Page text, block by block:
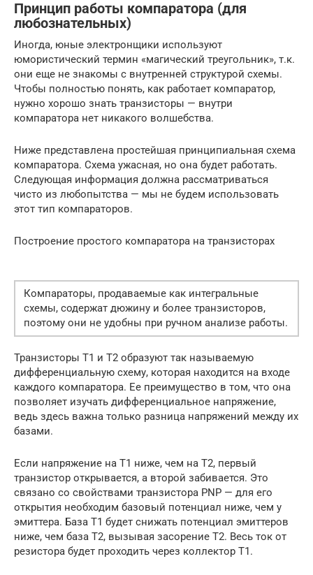
Принцип работы компаратора (для
любознательных)
Иногда, юные электронщики используют
юмористический термин «магический треугольник», т.к.
они еще не знакомы с внутренней структурой схемы.
Чтобы полностью понять, как работает компаратор,
нужно хорошо знать транзисторы — внутри
компаратора нет никакого волшебства.
Ниже представлена ​​простейшая принципиальная схема
компаратора. Схема ужасная, но она будет работать.
Следующая информация должна рассматриваться
чисто из любопытства — мы не будем использовать
этот тип компараторов.
Построение простого компаратора на транзисторах
Компараторы, продаваемые как интегральные
схемы, содержат дюжину и более транзисторов,
поэтому они не удобны при ручном анализе работы.
Транзисторы Т1 и Т2 образуют так называемую
дифференциальную схему, которая находится на входе
каждого компаратора. Ее преимущество в том, что она
позволяет изучать дифференциальное напряжение,
ведь здесь важна только разница напряжений между их
базами.
Если напряжение на Т1 ниже, чем на Т2, первый
транзистор открывается, а второй забивается. Это
связано со свойствами транзистора PNP — для его
открытия необходим базовый потенциал ниже, чем у
эмиттера. База T1 будет снижать потенциал эмиттеров
ниже, чем база T2, вызывая засорение T2. Весь ток от
резистора будет проходить через коллектор T1.